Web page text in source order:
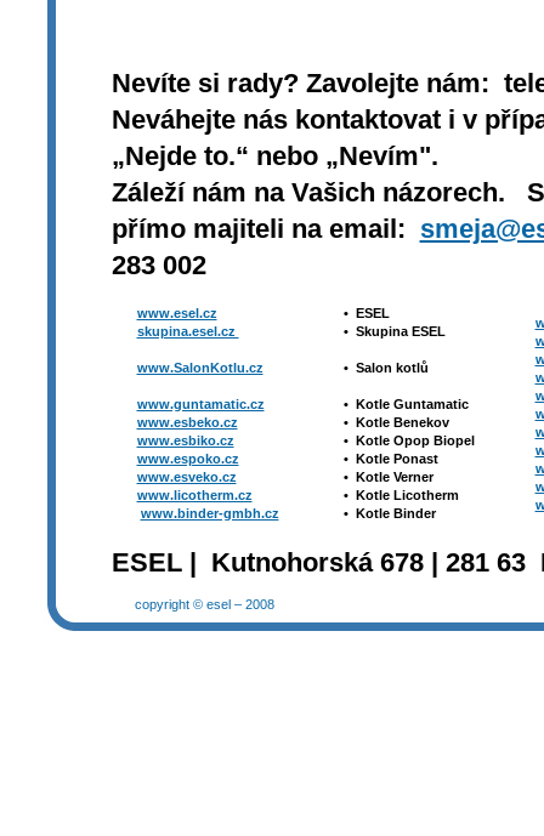
Nevíte si rady? Zavolejte nám:
Neváhejte nás kontaktovat i v
„Nejde to.“ nebo „Nevím".
Záleží nám na Vašich názorech.
přímo majiteli na email:
283 002
www.esel.cz
skupina.esel.cz
www.SalonKotlu.cz
www.guntamatic.cz
www.esbeko.cz
www.esbiko.cz
www.espoko.cz
www.esveko.cz
www.licotherm.cz
www.binder-gmbh.cz
• ESEL
• Skupina ESEL
• Salon kotlů
• Kotle Guntamatic
• Kotle Benekov
• Kotle Opop Biopel
• Kotle Ponast
• Kotle Verner
• Kotle Licotherm
• Kotle Binder
ESEL | Kutnohorská 678 | 281
copyright © esel – 2008